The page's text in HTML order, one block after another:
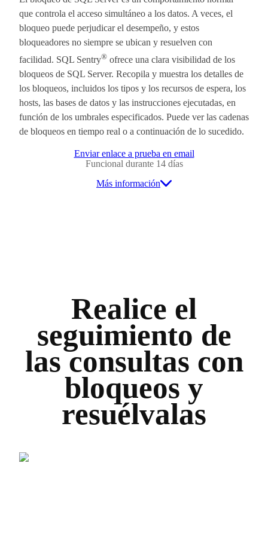
que controla el acceso simultáneo a los datos. A veces, el
bloqueo puede perjudicar el desempeño, y estos
bloqueadores no siempre se ubican y resuelven con
facilidad. SQL Sentry® ofrece una clara visibilidad de los
bloqueos de SQL Server. Recopila y muestra los detalles de
los bloqueos, incluidos los tipos y los recursos de espera, los
hosts, las bases de datos y las instrucciones ejecutadas, en
función de los umbrales especificados. Puede ver las cadenas
de bloqueos en tiempo real o a continuación de lo sucedido.
Enviar enlace a prueba en email
Funcional durante 14 días
Más información
Realice el
seguimiento de
las consultas con
bloqueos y
resuélvalas